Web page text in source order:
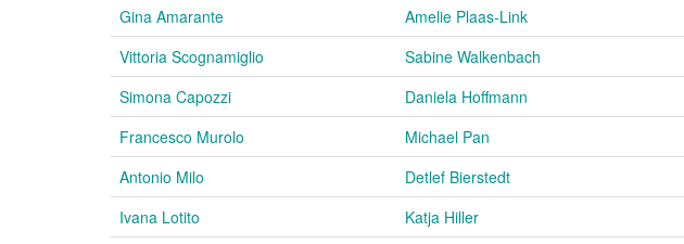
Gina Amarante
Amelie Plaas-Link
Vittoria Scognamiglio
Sabine Walkenbach
Simona Capozzi
Daniela Hoffmann
Francesco Murolo
Michael Pan
Antonio Milo
Detlef Bierstedt
Ivana Lotito
Katja Hiller